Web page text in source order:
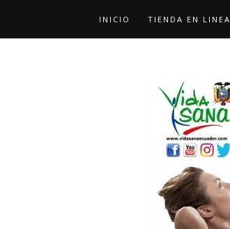
INICIO TIENDA EN LINEA